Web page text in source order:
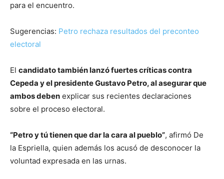
para el encuentro.
Sugerencias: Petro rechaza resultados del preconteo
electoral
El candidato también lanzó fuertes críticas contra
Cepeda y el presidente Gustavo Petro, al asegurar que
ambos deben explicar sus recientes declaraciones
sobre el proceso electoral.
“Petro y tú tienen que dar la cara al pueblo”, afirmó De
la Espriella, quien además los acusó de desconocer la
voluntad expresada en las urnas.